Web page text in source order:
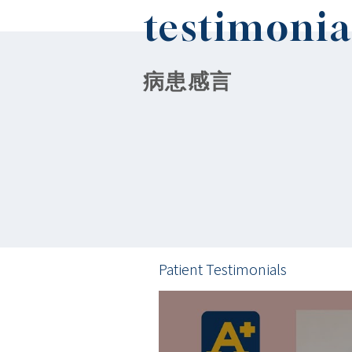
​病患感言
Patient Testimonials